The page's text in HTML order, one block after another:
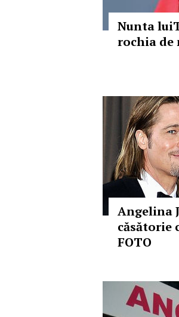
Nunta
rochia de
Angelina
căsătorie
FOTO